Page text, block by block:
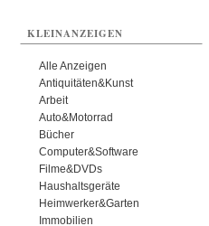
KLEINANZEIGEN
Alle Anzeigen
Antiquitäten&Kunst
Arbeit
Auto&Motorrad
Bücher
Computer&Software
Filme&DVDs
Haushaltsgeräte
Heimwerker&Garten
Immobilien